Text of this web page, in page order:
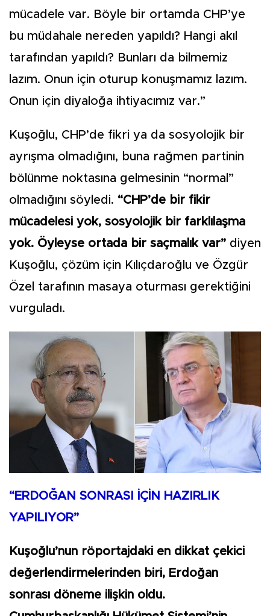
mücadele var. Böyle bir ortamda CHP’ye
bu müdahale nereden yapıldı? Hangi akıl
tarafından yapıldı? Bunları da bilmemiz
lazım. Onun için oturup konuşmamız lazım.
Onun için diyaloğa ihtiyacımız var.”
Kuşoğlu, CHP’de fikri ya da sosyolojik bir
ayrışma olmadığını, buna rağmen partinin
bölünme noktasına gelmesinin “normal”
olmadığını söyledi. “CHP’de bir fikir
mücadelesi yok, sosyolojik bir farklılaşma
yok. Öyleyse ortada bir saçmalık var” diyen
Kuşoğlu, çözüm için Kılıçdaroğlu ve Özgür
Özel tarafının masaya oturması gerektiğini
vurguladı.
“ERDOĞAN SONRASI İÇİN HAZIRLIK
YAPILIYOR”
Kuşoğlu’nun röportajdaki en dikkat çekici
değerlendirmelerinden biri, Erdoğan
sonrası döneme ilişkin oldu.